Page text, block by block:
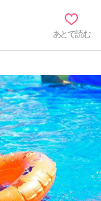
あとで読む